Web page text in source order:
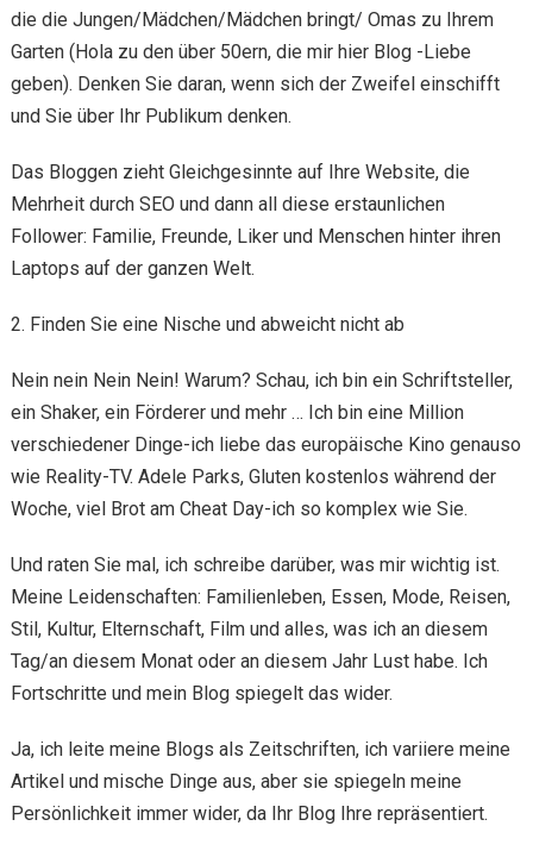
die die Jungen/Mädchen/Mädchen bringt/ Omas zu Ihrem
Garten (Hola zu den über 50ern, die mir hier Blog -Liebe
geben). Denken Sie daran, wenn sich der Zweifel einschifft
und Sie über Ihr Publikum denken.
Das Bloggen zieht Gleichgesinnte auf Ihre Website, die
Mehrheit durch SEO und dann all diese erstaunlichen
Follower: Familie, Freunde, Liker und Menschen hinter ihren
Laptops auf der ganzen Welt.
2. Finden Sie eine Nische und abweicht nicht ab
Nein nein Nein Nein! Warum? Schau, ich bin ein Schriftsteller,
ein Shaker, ein Förderer und mehr … Ich bin eine Million
verschiedener Dinge-ich liebe das europäische Kino genauso
wie Reality-TV. Adele Parks, Gluten kostenlos während der
Woche, viel Brot am Cheat Day-ich so komplex wie Sie.
Und raten Sie mal, ich schreibe darüber, was mir wichtig ist.
Meine Leidenschaften: Familienleben, Essen, Mode, Reisen,
Stil, Kultur, Elternschaft, Film und alles, was ich an diesem
Tag/an diesem Monat oder an diesem Jahr Lust habe. Ich
Fortschritte und mein Blog spiegelt das wider.
Ja, ich leite meine Blogs als Zeitschriften, ich variiere meine
Artikel und mische Dinge aus, aber sie spiegeln meine
Persönlichkeit immer wider, da Ihr Blog Ihre repräsentiert.